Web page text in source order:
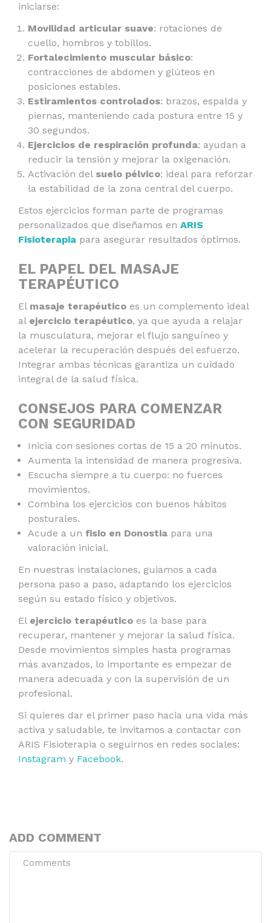
iniciarse:
Movilidad articular suave: rotaciones de
cuello, hombros y tobillos.
Fortalecimiento muscular básico:
contracciones de abdomen y glúteos en
posiciones estables.
Estiramientos controlados: brazos, espalda y
piernas, manteniendo cada postura entre 15 y
30 segundos.
Ejercicios de respiración profunda: ayudan a
reducir la tensión y mejorar la oxigenación.
Activación del suelo pélvico: ideal para reforzar
la estabilidad de la zona central del cuerpo.
Estos ejercicios forman parte de programas
personalizados que diseñamos en ARIS
Fisioterapia para asegurar resultados óptimos.
EL PAPEL DEL MASAJE
TERAPÉUTICO
El masaje terapéutico es un complemento ideal
al ejercicio terapéutico, ya que ayuda a relajar
la musculatura, mejorar el flujo sanguíneo y
acelerar la recuperación después del esfuerzo.
Integrar ambas técnicas garantiza un cuidado
integral de la salud física.
CONSEJOS PARA COMENZAR
CON SEGURIDAD
Inicia con sesiones cortas de 15 a 20 minutos.
Aumenta la intensidad de manera progresiva.
Escucha siempre a tu cuerpo: no fuerces
movimientos.
Combina los ejercicios con buenos hábitos
posturales.
Acude a un fisio en Donostia para una
valoración inicial.
En nuestras instalaciones, guiamos a cada
persona paso a paso, adaptando los ejercicios
según su estado físico y objetivos.
El ejercicio terapéutico es la base para
recuperar, mantener y mejorar la salud física.
Desde movimientos simples hasta programas
más avanzados, lo importante es empezar de
manera adecuada y con la supervisión de un
profesional.
Si quieres dar el primer paso hacia una vida más
activa y saludable, te invitamos a contactar con
ARIS Fisioterapia o seguirnos en redes sociales:
Instagram y Facebook.
ADD COMMENT